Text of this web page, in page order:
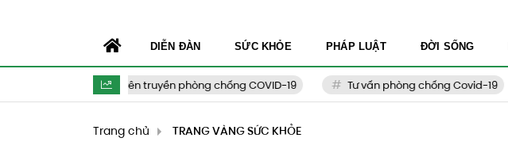
Tuyên truyền phòng chống COVID-19 Tư vấn phòng chống Covid-19
DIỄN ĐÀN SỨC KHỎE PHÁP LUẬT ĐỜI SỐNG
Trang chủ TRANG VÀNG SỨC KHỎE